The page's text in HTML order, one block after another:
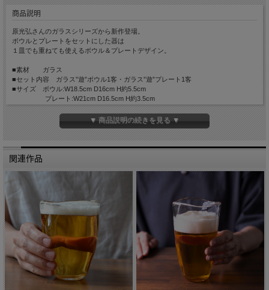
商品説明
原光弘さんのガラスシリーズから新作登場。
ボウルとプレートをセットにした器は
１皿でも重ねても使えるボウル＆プレートデザイン。
■素材 ガラス
■セット内容 ガラス”遊”ボウル1客・ガラス”遊”プレート1客
■サイズ ボウル:W18.5cm D16cm H約5.5cm
プレート:W21cm D16.5cm H約3.5cm
■手触り つるつるしています。
■重さ ボウル:約310g プレート:約275g
■備考 食器洗浄機 × 電子レンジ×
小さな気泡や黒点、一点ごとに個体差があります。
▼ 商品説明の続きを見る ▼
関連作品